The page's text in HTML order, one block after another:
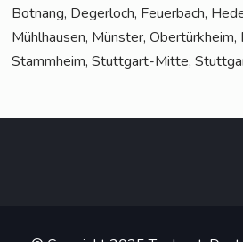
Bot­nang, Deger­loch, Feu­er­bach,
Mühl­hau­sen, Müns­ter, Ober­türk­heim,
Stamm­heim, Stutt­gart-Mit­te,